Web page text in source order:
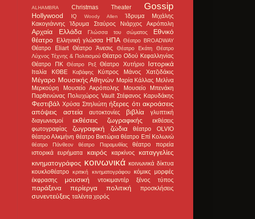
ALHAMBRA Christmas Theater Gossip
Hollywood IQ Woody Allen
Ίδρυμα Μιχάλης
Κακογιάννης
Ίδρυμα Σταύρος Νιάρχος Ακρόπολη
Αρχαία Ελλάδα Γλώσσα του σώματος
Εθνικό
θέατρο Ελληνική γλώσσα ΗΠΑ Θέατρο BROADWAY
Θέατρο Eliart Θέατρο Άνεσις Θέατρο Εκάτη
Θέατρο
Λύχνος Τέχνης & Πολιτισμού Θέατρο Οδού Κεφαλληνίας
Θέατρο ΠΚ
Θέατρο Ρεξ Θέατρο Χυτήριο Ιστορικά
Ιταλία ΚΘΒΕ Καβάφης Κύπρος Μάνος Χατζιδάκις
Μέγαρο Μουσικής Αθηνών Μαρία Κάλλας Μελίνα
Μερκούρη
Μουσείο Ακρόπολης
Μουσείο Μπενάκη
Παρθενώνας Πολυχώρος Vault Στέφανος Καρυδάκης
Φεστιβάλ Χρύσα Σπηλιώτη ήξερες ότι ακροάσεις
απόψεις
αστεία αυτοκτονίες βιβλία
γλυπτική
διαγωνισμοί
εκθέσεις ζωγραφικής
εκθέσεις
φωτογραφίας
ζωγραφική ζώδια
θέατρο OLVIO
θέατρο Αλκμήνη θέατρο Βικτώρια θέατρο Επί Κολωνώ
θέατρο Πάνθεον θέατρο Παραμυθίας
θέατρο πορεία
ιστορικά ευρήματα
καιρός καρκίνος
καταγγελίες
κινηματογράφος κοινωνικά κοινωνικά δίκτυα
κουκλοθέατρο
κριτική κινηματογράφου κόμικς μορφές
έκφρασης
μουσική ντοκιμαντέρ ξένος τύπος
παράξενα περίεργα πολιτική προσκλήσεις
συνεντεύξεις ταλέντα χορός